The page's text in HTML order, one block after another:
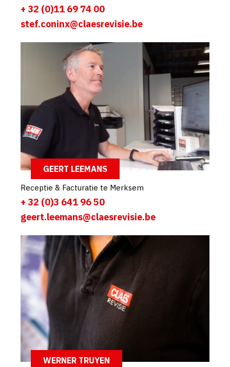
+ 32 (0)11 69 74 00
stef.coninx@claesrevisie.be
GEERT LEEMANS
Receptie & Facturatie te Merksem
+ 32 (0)3 641 96 50
geert.leemans@claesrevisie.be
WERNER TRUYEN